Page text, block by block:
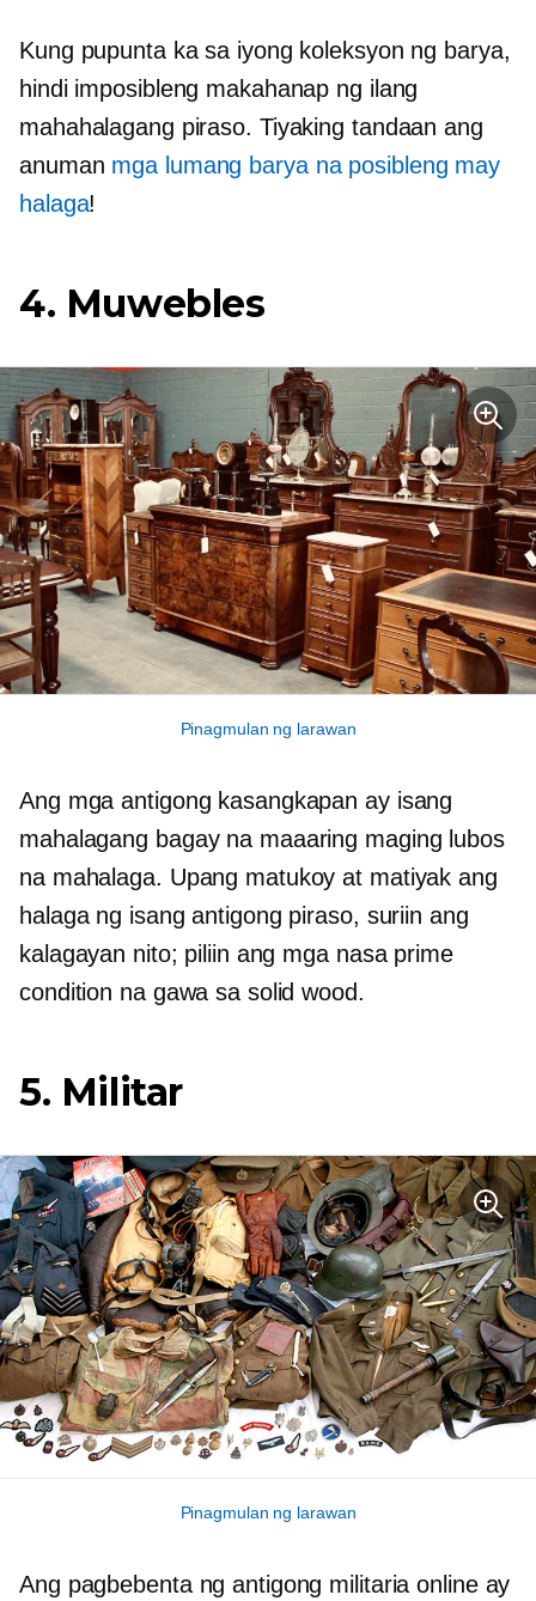
Kung pupunta ka sa iyong koleksyon ng barya,
hindi imposibleng makahanap ng ilang
mahahalagang piraso. Tiyaking tandaan ang
anuman mga lumang barya na posibleng may
halaga!
4. Muwebles
Pinagmulan ng larawan
Ang mga antigong kasangkapan ay isang
mahalagang bagay na maaaring maging lubos
na mahalaga. Upang matukoy at matiyak ang
halaga ng isang antigong piraso, suriin ang
kalagayan nito; piliin ang mga nasa prime
condition na gawa sa solid wood.
5. Militar
Pinagmulan ng larawan
Ang pagbebenta ng antigong militaria online ay